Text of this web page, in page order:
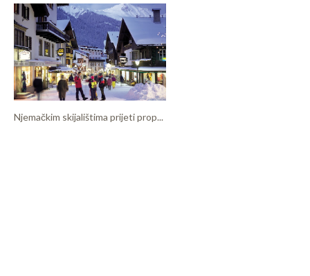
Njemačkim skijalištima prijeti prop...